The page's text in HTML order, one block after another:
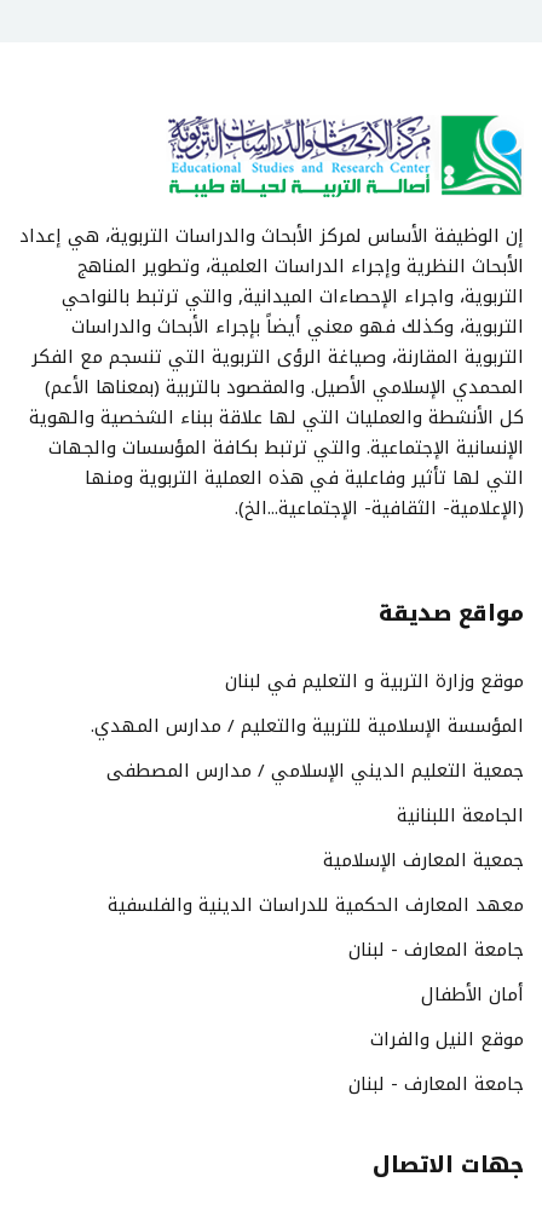
إن الوظيفة الأساس لمركز الأبحاث والدراسات التربوية، هي إعداد
الأبحاث النظرية وإجراء الدراسات العلمية، وتطوير المناهج
التربوية، واجراء الإحصاءات الميدانية, والتي ترتبط بالنواحي
التربوية، وكذلك فهو معني أيضاً بإجراء الأبحاث والدراسات
التربوية المقارنة، وصياغة الرؤى التربوية التي تنسجم مع الفكر
المحمدي الإسلامي الأصيل. والمقصود بالتربية (بمعناها الأعم)
كل الأنشطة والعمليات التي لها علاقة ببناء الشخصية والهوية
الإنسانية الإجتماعية. والتي ترتبط بكافة المؤسسات والجهات
التي لها تأثير وفاعلية في هذه العملية التربوية ومنها
(الإعلامية- الثقافية- الإجتماعية...الخ).
مواقع صديقة
موقع وزارة التربية و التعليم في لبنان
المؤسسة الإسلامية للتربية والتعليم / مدارس المهدي.
جمعية التعليم الديني الإسلامي / مدارس المصطفى
الجامعة اللبنانية
جمعية المعارف الإسلامية
معهد المعارف الحكمية للدراسات الدينية والفلسفية
جامعة المعارف - لبنان
أمان الأطفال
موقع النيل والفرات
جامعة المعارف - لبنان
جهات الاتصال